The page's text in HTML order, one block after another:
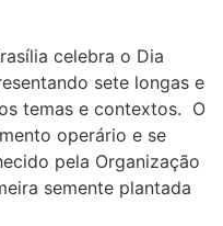
celebra o Dia
sete longas e
temas e contextos. O
operário e se
pela Organização
semente plantada